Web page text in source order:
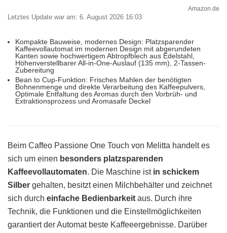
Amazon.de
Letztes Update war am: 6. August 2026 16:03
Kompakte Bauweise, modernes Design: Platzsparender
Kaffeevollautomat im modernen Design mit abgerundeten
Kanten sowie hochwertigem Abtropfblech aus Edelstahl,
Höhenverstellbarer All-in-One-Auslauf (135 mm), 2-Tassen-
Zubereitung
Bean to Cup-Funktion: Frisches Mahlen der benötigten
Bohnenmenge und direkte Verarbeitung des Kaffeepulvers,
Optimale Entfaltung des Aromas durch den Vorbrüh- und
Extraktionsprozess und Aromasafe Deckel
Beim Caffeo Passione One Touch von Melitta handelt es
sich um einen besonders platzsparenden
Kaffeevollautomaten. Die Maschine ist in schickem
Silber gehalten, besitzt einen Milchbehälter und zeichnet
sich durch einfache Bedienbarkeit aus. Durch ihre
Technik, die Funktionen und die Einstellmöglichkeiten
garantiert der Automat beste Kaffeeergebnisse. Darüber